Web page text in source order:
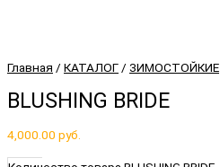
Главная / КАТАЛОГ / ЗИМОСТОЙКИЕ
BLUSHING BRIDE
4,000.00 руб.